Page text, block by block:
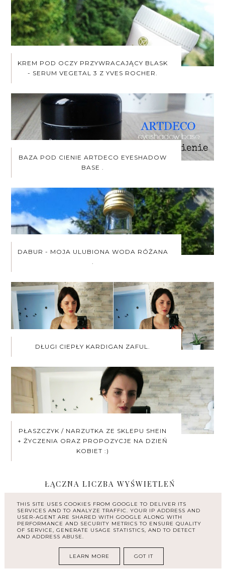
KREM POD OCZY PRZYWRACAJĄCY BLASK
- SERUM VEGETAL 3 Z YVES ROCHER.
BAZA POD CIENIE ARTDECO EYESHADOW
BASE .
DABUR - MOJA ULUBIONA WODA RÓŻANA
.
DŁUGI CIEPŁY KARDIGAN ZAFUL.
PŁASZCZYK / NARZUTKA ZE SKLEPU SHEIN
+ ŻYCZENIA ORAZ PROPOZYCJE NA DZIEŃ
KOBIET :)
ŁĄCZNA LICZBA WYŚWIETLEŃ
ARCHIWUM
THIS SITE USES COOKIES FROM GOOGLE TO DELIVER ITS
SERVICES AND TO ANALYZE TRAFFIC. YOUR IP ADDRESS AND
USER-AGENT ARE SHARED WITH GOOGLE ALONG WITH
PERFORMANCE AND SECURITY METRICS TO ENSURE QUALITY
OF SERVICE, GENERATE USAGE STATISTICS, AND TO DETECT
AND ADDRESS ABUSE.
LEARN MORE GOT IT